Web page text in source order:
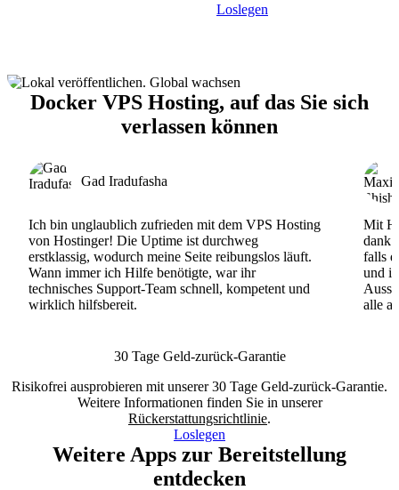
Loslegen
Docker VPS Hosting, auf das Sie sich
verlassen können
Gad Iradufasha
Ich bin unglaublich zufrieden mit dem VPS Hosting
von Hostinger! Die Uptime ist durchweg
erstklassig, wodurch meine Seite reibungslos läuft.
Wann immer ich Hilfe benötigte, war ihr
technisches Support-Team schnell, kompetent und
wirklich hilfsbereit.
Mit
dank
falls
und
alle
30 Tage Geld-zurück-Garantie
Risikofrei ausprobieren mit unserer 30 Tage Geld-zurück-Garantie.
Weitere Informationen finden Sie in unserer
Rückerstattungsrichtlinie.
Loslegen
Weitere Apps zur Bereitstellung
entdecken